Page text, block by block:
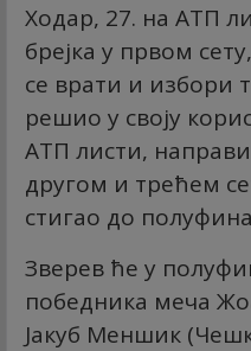
Ходар, 27. на АТП
брејка у првом
се врати и избори
решио у своју
АТП листи,
другом и трећем
стигао до
Зверев ће у
победника меча
Јакуб Меншик